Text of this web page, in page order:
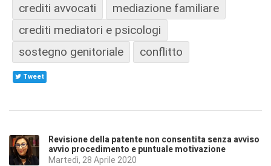
crediti avvocati
mediazione familiare
crediti mediatori e psicologi
sostegno genitoriale
conflitto
Tweet
Revisione della patente non consentita senza avviso
avvio procedimento e puntuale motivazione
Martedì, 28 Aprile 2020